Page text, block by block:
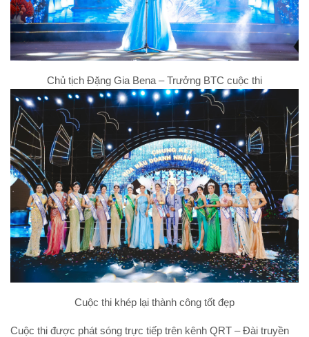
Chủ tịch Đặng Gia Bena – Trưởng BTC cuộc thi
Cuộc thi khép lại thành công tốt đẹp
Cuộc thi được phát sóng trực tiếp trên kênh QRT – Đài truyền